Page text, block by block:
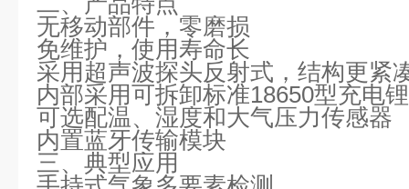
无移动部件，零磨损
免维护，使用寿命长
采用超声波探头反射式，结构更紧
内部采用可拆卸标准18650型充电
可选配温、湿度和大气压力传感器
内置蓝牙传输模块
三、典型应用